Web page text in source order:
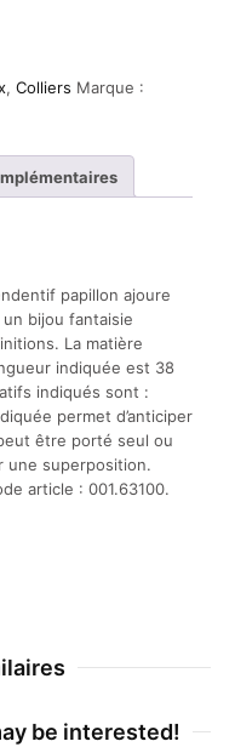
, Colliers Marque :
papillon ajoure
bijou fantaisie
La matière
indiquée est 38
indiqués sont :
permet d’anticiper
être porté seul ou
une superposition.
article : 001.63100.
be interested!